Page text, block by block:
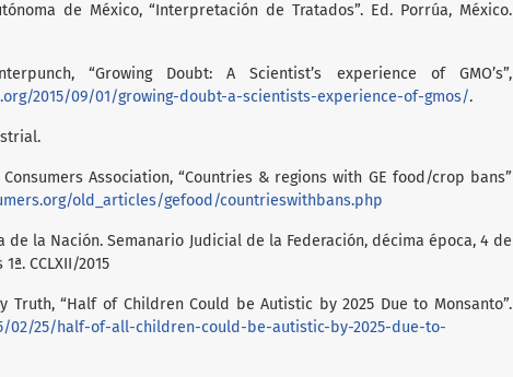
de México, “Interpretación de Tratados”. Ed. Porrúa, México.
“Growing Doubt: A Scientist’s experience of GMO’s”,
2015/09/01/growing-doubt-a-scientists-experience-of-gmos/.
Consumers Association, “Countries & regions with GE food/crop bans”
old_articles/gefood/countrieswithbans.php
de la Nación. Semanario Judicial de la Federación, décima época, 4 de
CCLXII/2015
Truth, “Half of Children Could be Autistic by 2025 Due to Monsanto”.
02/25/half-of-all-children-could-be-autistic-by-2025-due-to-